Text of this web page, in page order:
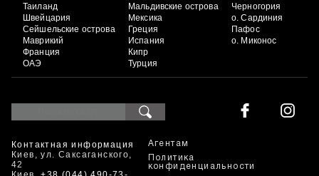
Таиланд
Швейцария
Сейшельские острова
Маврикий
Франция
ОАЭ
Мальдивские острова
Мексика
Греция
Испания
Кипр
Турция
Черногория
о. Сардиния
Пафос
о. Миконос
Контактная информация
Киев, ул. Саксаганского,
42
Агентам
Политика
конфиденциальности